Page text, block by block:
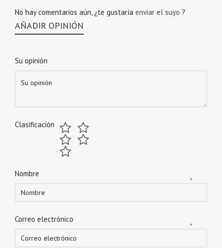
No hay comentarios aún, ¿te gustaría enviar el suyo ?
AÑADIR OPINIÓN
Su opinión
Clasificación
Nombre
*
Correo electrónico
*